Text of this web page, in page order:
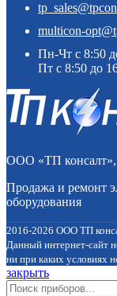
multicon-
Пн-Чт с 8:50
Пт с 8:50 до
ООО «ТП
Продажа и ремонт
оборудования
2016-2026 ООО ТП
Данный интернет-сайт
ни при каких условиях
закрыть